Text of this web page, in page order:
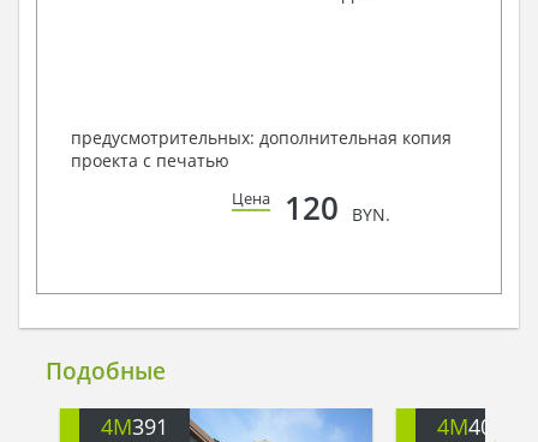
предусмотрительных: дополнительная копия
проекта с печатью
Цена 120 BYN.
Подобные
4M391 4M401